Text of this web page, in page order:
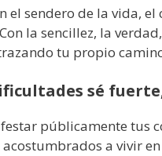
el sendero de la vida, el
la sencillez, la
tu propio
sé
públicamente tus
a vivir